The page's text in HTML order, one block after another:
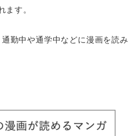
ます。
通勤中や通学中などに漫画を読み